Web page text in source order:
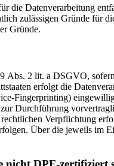
die Datenverarbeitung
zulässigen Gründe für
Gründe.
Abs. 2 lit. a DSGVO,
erfolgt die
Fingerprinting)
Durchführung
Verpflichtung
Über die jeweils im